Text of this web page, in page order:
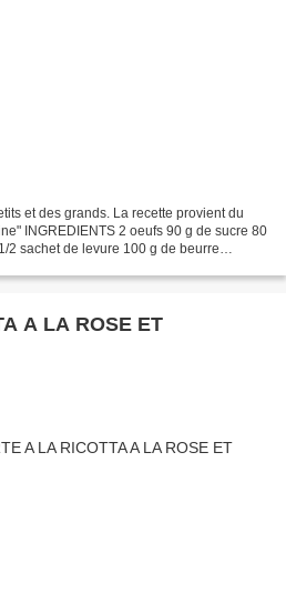
et des grands. La recette provient du
INGREDIENTS 2 oeufs 90 g de sucre 80
2 sachet de levure 100 g de beurre
A LA ROSE ET